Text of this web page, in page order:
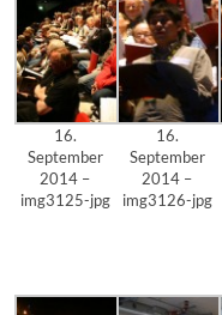
16.
September
2014 –
img3125-jpg
16.
September
2014 –
img3126-jpg